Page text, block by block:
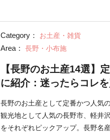
Category： お土産・雑貨
Area： 長野・小布施
【長野のお土産14選】
に紹介：迷ったらコレ
長野のお土産として定番かつ人気
観光地として人気の長野市、軽井
をそれぞれピックアップ。長野名